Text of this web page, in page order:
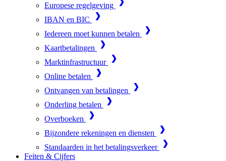
Europese regelgeving
IBAN en BIC
Iedereen moet kunnen betalen
Kaartbetalingen
Marktinfrastructuur
Online betalen
Ontvangen van betalingen
Onderling betalen
Overboeken
Bijzondere rekeningen en diensten
Standaarden in het betalingsverkeer
Feiten & Cijfers